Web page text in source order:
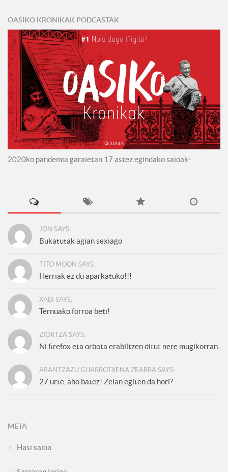
OASIKO KRONIKAK PODCASTAK
2020ko pandemia garaietan 17 astez egindako saioak-
JON SAYS:
Bukatutak agian sexiago
TITO MOON SAYS:
Herriak ez du aparkatuko!!!
XABI SAYS:
Ternuako forroa beti!
ZIORTZA SAYS:
Ni firefox eta orbota erabiltzen ditut nere mugikorran.
ARANTZAZU GUARROTXENA ZEARRA SAYS:
27 urte, aho batez! Zelan egiten da hori?
META
Hasi saioa